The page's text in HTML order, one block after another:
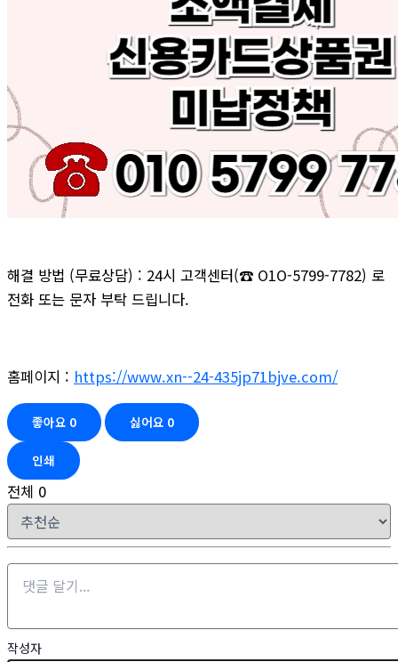
해결 방법 (무료상담) : 24시 고객센터(☎ O1O-5799-7782) 로
전화 또는 문자 부탁 드립니다.
홈페이지 : https://www.xn--24-435jp71bjve.com/
좋아요 0 싫어요 0
인쇄
전체 0
작성자